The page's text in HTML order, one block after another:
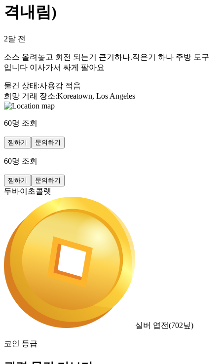
격내림)
2달 전
소스 올려놓고 회전 되는거 큰거하나.작은거 하나 주방 도구
입니다 이사가서 싸게 팔아요
물건 상태 :사용감 적음
희망 거래 장소:Koreatown, Los Angeles
60명 조회
찜하기 문의하기
60명 조회
찜하기 문의하기
두바이초콜렛
실버 엽전(702닢)
코인 등급